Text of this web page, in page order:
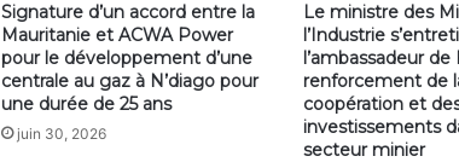
Signature d’un accord entre la
Mauritanie et ACWA Power
pour le développement d’une
centrale au gaz à N’diago pour
une durée de 25 ans
juin 30, 2026
Le ministre des
l’Industrie
l’ambassadeur de
renforcement de
coopération et
investissements
secteur minier